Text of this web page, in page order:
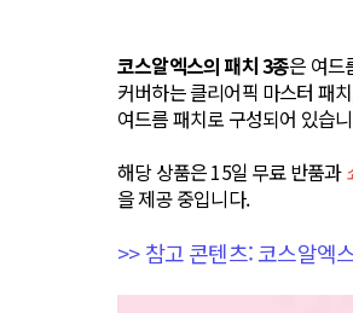
코스알엑스의 패치 3종은 여드
커버하는 클리어픽 마스터 패
여드름 패치로 구성되어 있습
해당 상품은 15일 무료 반품과
을 제공 중입니다.
>> 참고 콘텐츠: 코스알엑